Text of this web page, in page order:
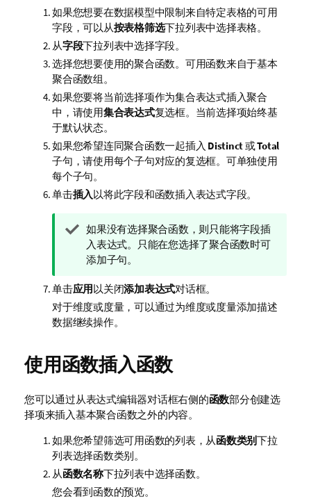
如果您想要在数据模型中限制来自特定表格的可用
字段，可以从按表格筛选下拉列表中选择表格。
从字段下拉列表中选择字段。
选择您想要使用的聚合函数。可用函数来自于基本
聚合函数组。
如果您要将当前选择项作为集合表达式插入聚合
中，请使用集合表达式复选框。当前选择项始终基
于默认状态。
如果您希望连同聚合函数一起插入 Distinct或Total
子句，请使用每个子句对应的复选框。可单独使用
每个子句。
单击插入以将此字段和函数插入表达式字段。
提
示
注
如果没有选择聚合函数，则只能将字段插
入表达式。只能在您选择了聚合函数时可
添加子句。
单击应用以关闭添加表达式对话框。
对于维度或度量，可以通过为维度或度量添加描述
数据继续操作。
使用函数插入函数
您可以通过从表达式编辑器对话框右侧的函数部分创建选
择项来插入基本聚合函数之外的内容。
如果您希望筛选可用函数的列表，从函数类别下拉
列表选择函数类别。
从函数名称下拉列表中选择函数。
您会看到函数的预览。